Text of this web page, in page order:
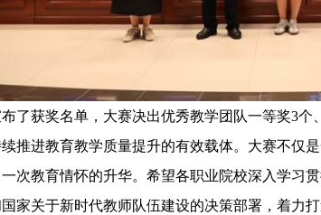
获奖名单，大赛决出优秀教学团队一等奖3个
推进教育教学质量提升的有效载体。大赛不仅
次教育情怀的升华。希望各职业院校深入学习
家关于新时代教师队伍建设的决策部署，着力